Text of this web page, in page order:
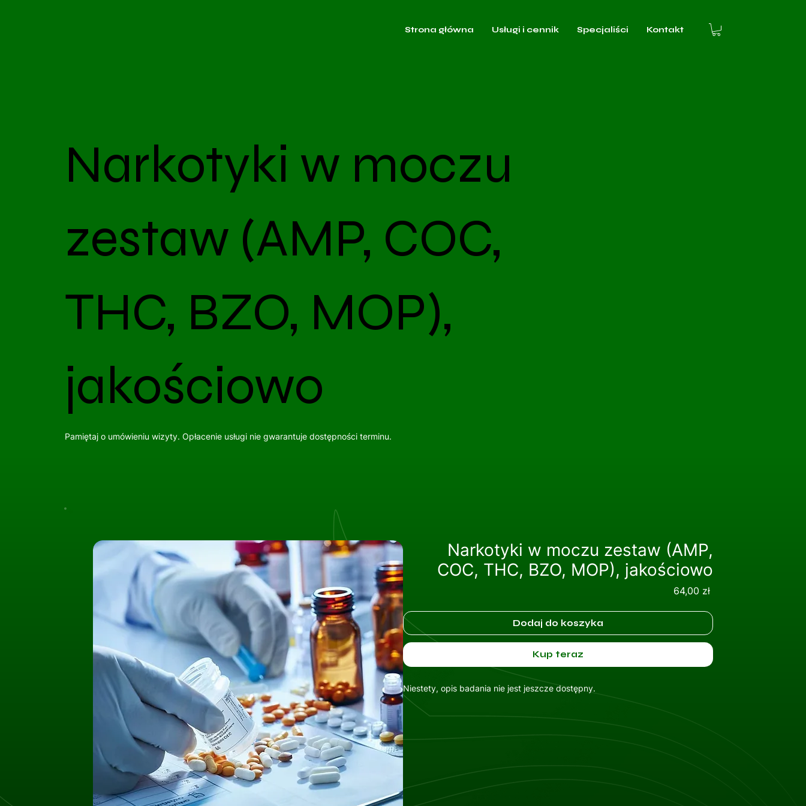
Strona główna Usługi i cennik Specjaliści Kontakt
Narkotyki w moczu
zestaw (AMP, COC,
THC, BZO, MOP),
jakościowo
Pamiętaj o umówieniu wizyty. Opłacenie usługi nie gwarantuje dostępności terminu.
Narkotyki w moczu zestaw (AMP,
COC, THC, BZO, MOP), jakościowo
64,00 złCena
Dodaj do koszyka
Kup teraz
Niestety, opis badania nie jest jeszcze dostępny.